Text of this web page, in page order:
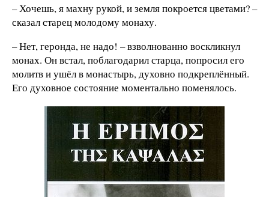
– Хочешь, я махну рукой, и земля покроется цветами? –
сказал старец молодому монаху.
– Нет, геронда, не надо! – взволнованно воскликнул
монах. Он встал, поблагодарил старца, попросил его
молитв и ушёл в монастырь, духовно подкреплённый.
Его духовное состояние моментально поменялось.